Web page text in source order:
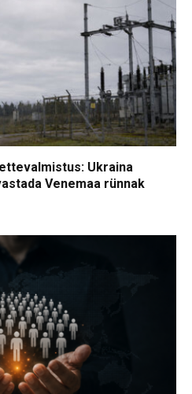
Ukraina
Venemaa rünnak